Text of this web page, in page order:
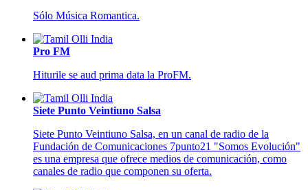
Sólo Música Romantica.
Pro FM
Hiturile se aud prima data la ProFM.
Siete Punto Veintiuno Salsa
Siete Punto Veintiuno Salsa, en un canal de radio de la
Fundación de Comunicaciones 7punto21 "Somos Evolución"
es una empresa que ofrece medios de comunicación, como
canales de radio que componen su oferta.